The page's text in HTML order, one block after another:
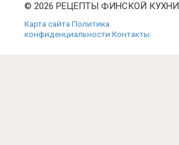
© 2026 РЕЦЕПТЫ ФИНСКОЙ КУХНИ
Карта сайта Политика
конфиденциальности Контакты